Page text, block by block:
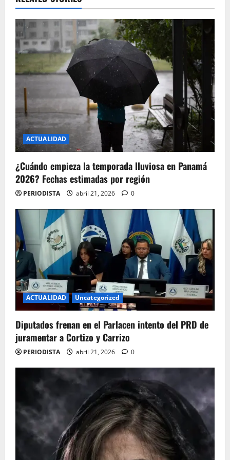
i
g
a
t
i
o
n
ACTUALIDAD
¿Cuándo empieza la temporada lluviosa en Panamá
2026? Fechas estimadas por región
PERIODISTA abril 21, 2026 0
ACTUALIDAD Uncategorized
Diputados frenan en el Parlacen intento del PRD de
juramentar a Cortizo y Carrizo
PERIODISTA abril 21, 2026 0